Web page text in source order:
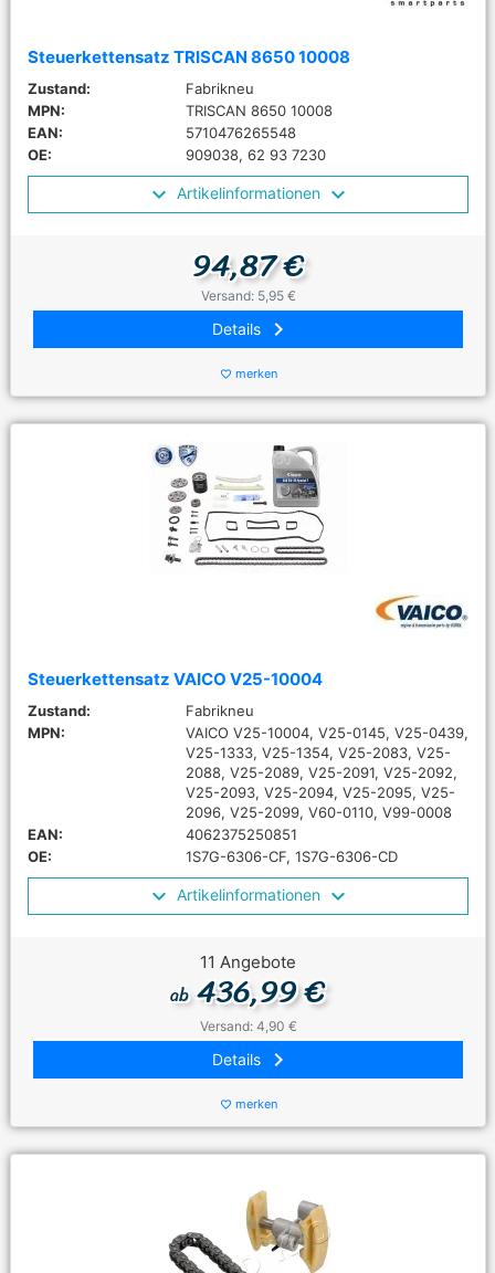
Steuerkettensatz TRISCAN 8650 10008
Zustand:
Fabrikneu
MPN:
TRISCAN 8650 10008
EAN:
5710476265548
OE:
909038, 62 93 7230
Artikelinformationen
94,87 €
Versand: 5,95 €
Details keyboard_arrow_right
favorite_border merken
Steuerkettensatz VAICO V25-10004
Zustand:
Fabrikneu
MPN:
VAICO V25-10004, V25-0145, V25-0439,
V25-1333, V25-1354, V25-2083, V25-
2088, V25-2089, V25-2091, V25-2092,
V25-2093, V25-2094, V25-2095, V25-
2096, V25-2099, V60-0110, V99-0008
EAN:
4062375250851
OE:
1S7G-6306-CF, 1S7G-6306-CD
Artikelinformationen
11 Angebote
ab436,99 €
Versand: 4,90 €
Details keyboard_arrow_right
favorite_border merken